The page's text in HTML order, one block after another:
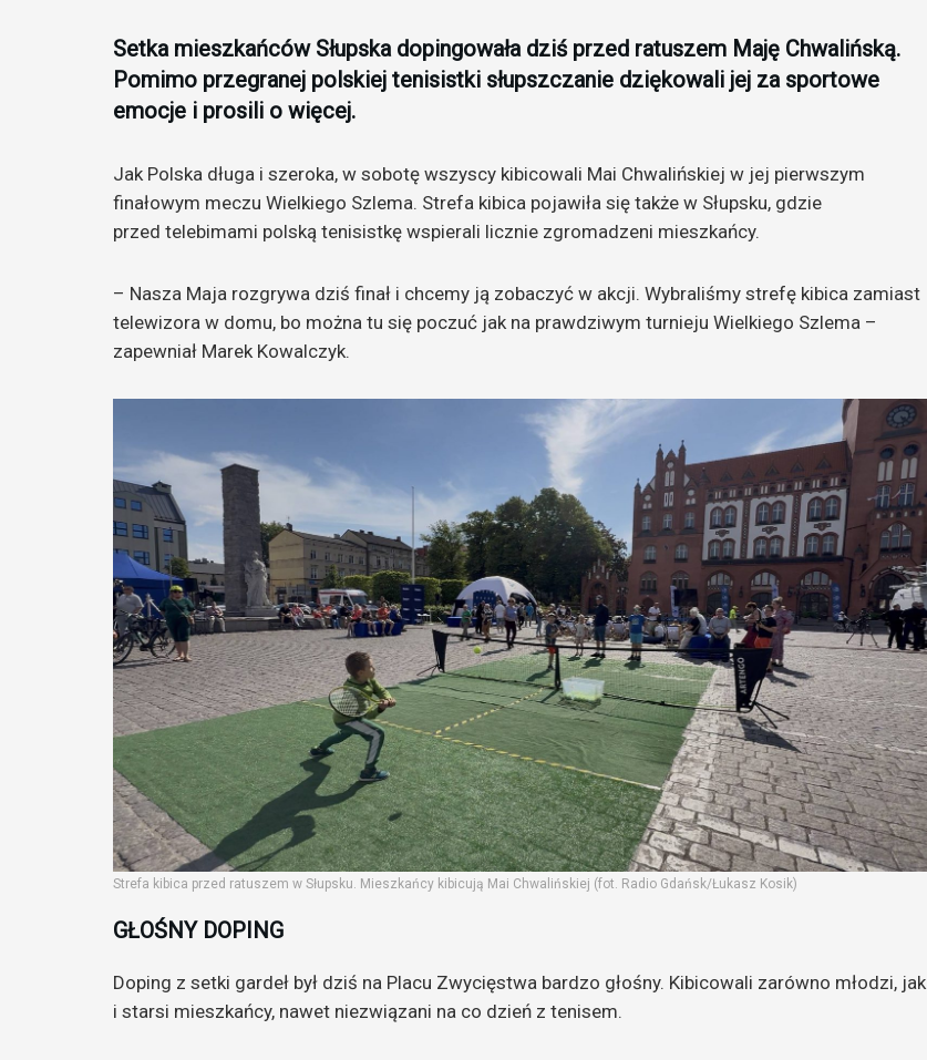
Setka mieszkańców Słupska dopingowała dziś przed ratuszem Maję Chwalińską.
Pomimo przegranej polskiej tenisistki słupszczanie dziękowali jej za sportowe
emocje i prosili o więcej.
Jak Polska długa i szeroka, w sobotę wszyscy kibicowali Mai Chwalińskiej w jej pierwszym
finałowym meczu Wielkiego Szlema. Strefa kibica pojawiła się także w Słupsku, gdzie
przed telebimami polską tenisistkę wspierali licznie zgromadzeni mieszkańcy.
– Nasza Maja rozgrywa dziś finał i chcemy ją zobaczyć w akcji. Wybraliśmy strefę kibica zamiast
telewizora w domu, bo można tu się poczuć jak na prawdziwym turnieju Wielkiego Szlema –
zapewniał Marek Kowalczyk.
Strefa kibica przed ratuszem w Słupsku. Mieszkańcy kibicują Mai Chwalińskiej (fot. Radio Gdańsk/Łukasz Kosik)
GŁOŚNY DOPING
Doping z setki gardeł był dziś na Placu Zwycięstwa bardzo głośny. Kibicowali zarówno młodzi, jak
i starsi mieszkańcy, nawet niezwiązani na co dzień z tenisem.